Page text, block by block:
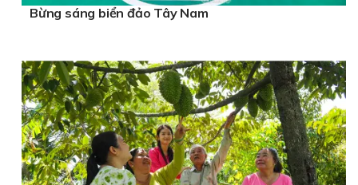
Bừng sáng biển đảo Tây Nam